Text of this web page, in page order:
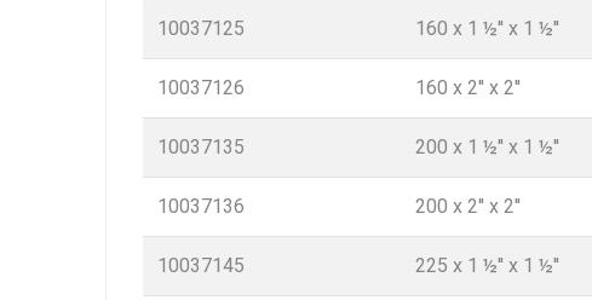
10037125 160 x 1 ½'' x 1 ½''
10037126 160 x 2'' x 2''
10037135 200 x 1 ½'' x 1 ½''
10037136 200 x 2'' x 2''
10037145 225 x 1 ½'' x 1 ½''